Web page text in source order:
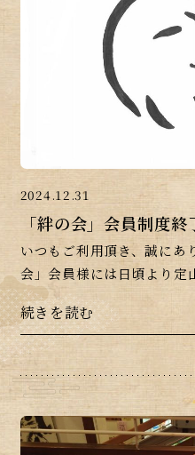
2024.12.31
「絆の会」会員制度
いつもご利用頂き、誠にあ
会」会員様には日頃より定
川、ならびに姉妹館をご利
申し上げます。 この度、下
[…]
続きを読む